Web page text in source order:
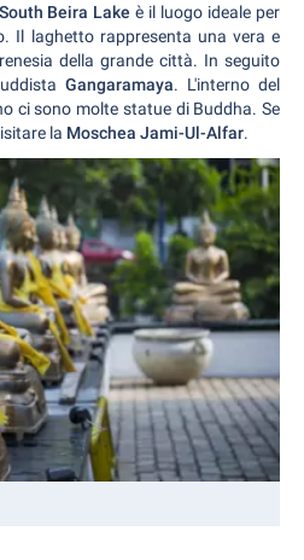
Beira Lakeè il luogo ideale per
Il laghetto rappresenta una vera e
della grande città. In seguito
Gangaramaya. L'interno del
ci sono molte statue di Buddha. Se
la Moschea Jami-Ul-Alfar.